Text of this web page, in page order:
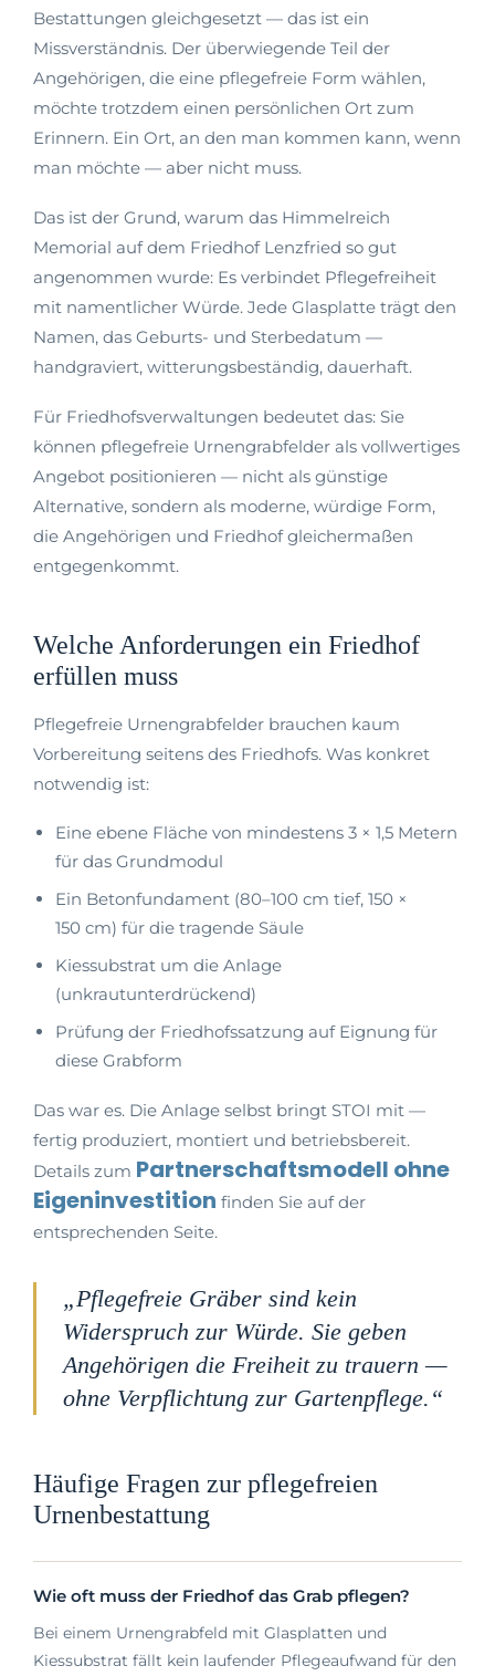
Bestattungen gleichgesetzt — das ist ein
Missverständnis. Der überwiegende Teil der
Angehörigen, die eine pflegefreie Form wählen,
möchte trotzdem einen persönlichen Ort zum
Erinnern. Ein Ort, an den man kommen kann, wenn
man möchte — aber nicht muss.
Das ist der Grund, warum das Himmelreich
Memorial auf dem Friedhof Lenzfried so gut
angenommen wurde: Es verbindet Pflegefreiheit
mit namentlicher Würde. Jede Glasplatte trägt den
Namen, das Geburts- und Sterbedatum —
handgraviert, witterungsbeständig, dauerhaft.
Für Friedhofsverwaltungen bedeutet das: Sie
können pflegefreie Urnengrabfelder als vollwertiges
Angebot positionieren — nicht als günstige
Alternative, sondern als moderne, würdige Form,
die Angehörigen und Friedhof gleichermaßen
entgegenkommt.
Welche Anforderungen ein Friedhof
erfüllen muss
Pflegefreie Urnengrabfelder brauchen kaum
Vorbereitung seitens des Friedhofs. Was konkret
notwendig ist:
Eine ebene Fläche von mindestens 3 × 1,5 Metern
für das Grundmodul
Ein Betonfundament (80–100 cm tief, 150 ×
150 cm) für die tragende Säule
Kiessubstrat um die Anlage
(unkrautunterdrückend)
Prüfung der Friedhofssatzung auf Eignung für
diese Grabform
Das war es. Die Anlage selbst bringt STOI mit —
fertig produziert, montiert und betriebsbereit.
Details zum Partnerschaftsmodell ohne
Eigeninvestition finden Sie auf der
entsprechenden Seite.
„Pflegefreie Gräber sind kein
Widerspruch zur Würde. Sie geben
Angehörigen die Freiheit zu trauern —
ohne Verpflichtung zur Gartenpflege.“
Häufige Fragen zur pflegefreien
Urnenbestattung
Wie oft muss der Friedhof das Grab pflegen?
Bei einem Urnengrabfeld mit Glasplatten und
Kiessubstrat fällt kein laufender Pflegeaufwand für den